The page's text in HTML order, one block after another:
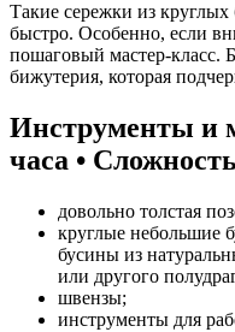
Такие сережки из круглых
быстро. Особенно, если
пошаговый мастер-класс.
бижутерия, которая
Инструменты и
часа •
довольно толстая
круглые небольшие
бусины из
или другого
швензы;
инструменты для